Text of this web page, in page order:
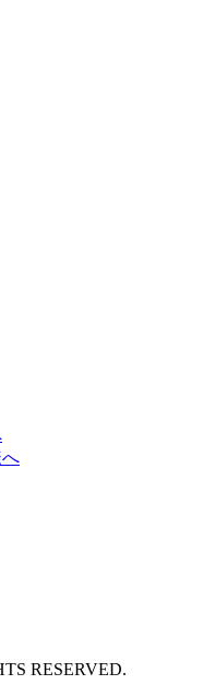
RESERVED.